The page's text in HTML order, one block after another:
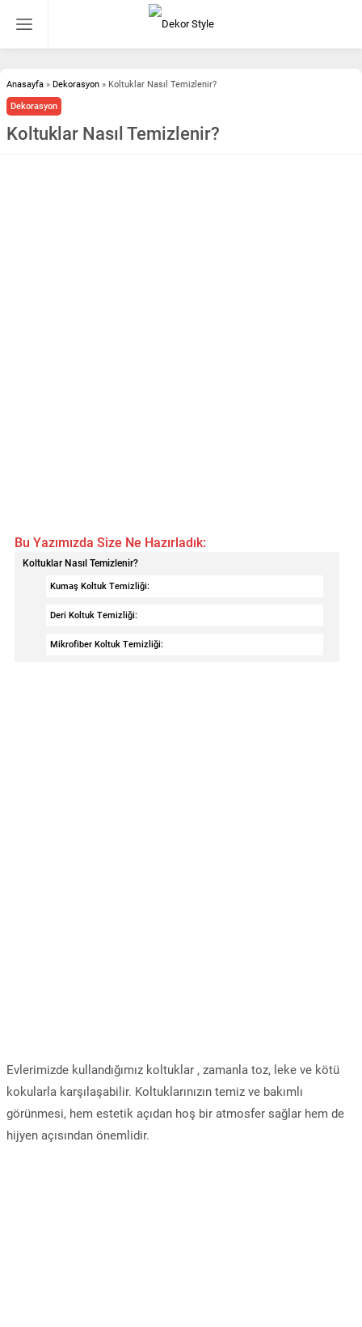
Anasayfa » Dekorasyon » Koltuklar Nasıl Temizlenir?
Dekorasyon
Koltuklar Nasıl Temizlenir?
Bu Yazımızda Size Ne Hazırladık:
Koltuklar Nasıl Temizlenir?
Kumaş Koltuk Temizliği:
Deri Koltuk Temizliği:
Mikrofiber Koltuk Temizliği:
Evlerimizde kullandığımız koltuklar , zamanla toz, leke ve kötü
kokularla karşılaşabilir. Koltuklarınızın temiz ve bakımlı
görünmesi, hem estetik açıdan hoş bir atmosfer sağlar hem de
hijyen açısından önemlidir.